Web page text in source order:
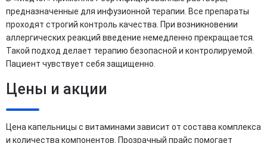
предназначенные для инфузионной терапии. Все препараты
проходят строгий контроль качества. При возникновении
аллергических реакций введение немедленно прекращается.
Такой подход делает терапию безопасной и контролируемой.
Пациент чувствует себя защищенно.
Цены и акции
Цена капельницы с витаминами зависит от состава комплекса
и количества компонентов. Прозрачный прайс помогает